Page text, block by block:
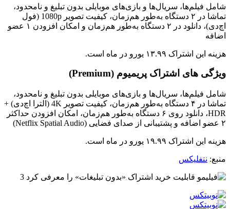
شامل فیلم‌ها، سریال‌ها و بازی‌های موبایلی بدون تبلیغ و نامحدود،
تماشا در ۲ دستگاه به‌طور هم‌زمان، کیفیت تصویر 1080p (فول
اچ‌دی)، دانلود در ۲ دستگاه به‌طور هم‌زمان و امکان افزودن ۱ عضو
اضافه
هزینه این اشتراک ۱۳.۹۹ یورو در ماه است.
ویژگی های اشتراک پریمیوم (Premium)
شامل فیلم‌ها، سریال‌ها و بازی‌های موبایلی بدون تبلیغ و نامحدود،
تماشا در ۴ دستگاه به‌طور هم‌زمان، کیفیت تصویر 4K (الترا اچ‌دی) +
HDR، دانلود روی ۶ دستگاه به‌طور هم‌زمان، امکان افزودن حداکثر
۲ عضو اضافه و پشتیبانی از صدای فضایی (Netflix Spatial Audio)
هزینه این اشتراک ۱۹.۹۹ یورو در ماه است.
منبع: نتفلیکس